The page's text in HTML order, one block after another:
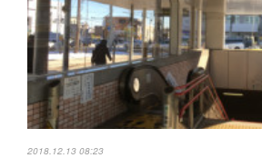
2018.12.13 08:23